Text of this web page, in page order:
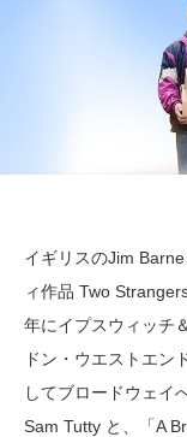
イギリスのJim
ィ作品 Two
年にイプスウィッチ
ドン・ウエストエン
してブロードウェイ
Sam Tutty と、「A